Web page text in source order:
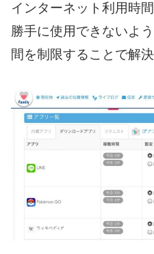
インターネット利用時
勝手に使用できないよ
間を制限することで解決